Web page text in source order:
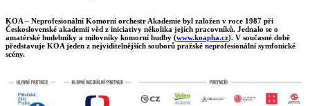
KOA – Neprofesionální Komorní orchestr Akademie byl založen v roce 1987 při
Československé akademii věd z iniciativy několika jejích pracovníků. Jednalo se o
amatérské hudebníky a milovníky komorní hudby (www.koapha.cz). V současné době
představuje KOA jeden z nejviditelnějších souborů pražské neprofesionální symfonické
scény.